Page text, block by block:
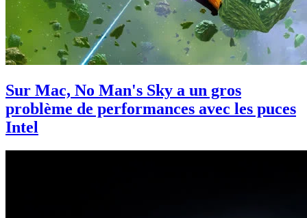
Sur Mac, No Man's Sky a un gros
problème de performances avec les puces
Intel